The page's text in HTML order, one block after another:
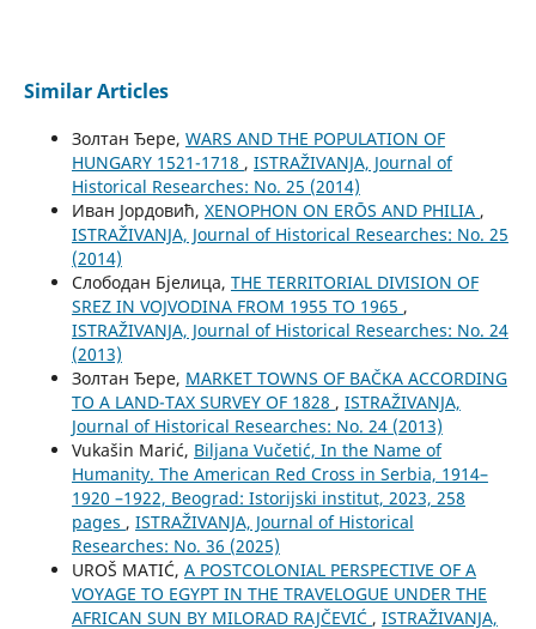
Similar Articles
Золтан Ђере, WARS AND THE POPULATION OF
HUNGARY 1521-1718 , ISTRAŽIVANJA, Јournal of
Historical Researches: No. 25 (2014)
Иван Јордовић, XENOPHON ON ЕRŌS AND PHILIA ,
ISTRAŽIVANJA, Јournal of Historical Researches: No. 25
(2014)
Слободан Бјелица, THE TERRITORIAL DIVISION OF
SREZ IN VOJVODINA FROM 1955 TO 1965 ,
ISTRAŽIVANJA, Јournal of Historical Researches: No. 24
(2013)
Золтан Ђере, MARKET TOWNS OF BAČKA ACCORDING
TO A LAND-TAX SURVEY OF 1828 , ISTRAŽIVANJA,
Јournal of Historical Researches: No. 24 (2013)
Vukašin Marić, Biljana Vučetić, In the Name of
Humanity. The American Red Cross in Serbia, 1914–
1920 –1922, Beograd: Istorijski institut, 2023, 258
pages , ISTRAŽIVANJA, Јournal of Historical
Researches: No. 36 (2025)
UROŠ MATIĆ, A POSTCOLONIAL PERSPECTIVE OF A
VOYAGE TO EGYPT IN THE TRAVELOGUE UNDER THE
AFRICAN SUN BY MILORAD RAJČEVIĆ , ISTRAŽIVANJA,